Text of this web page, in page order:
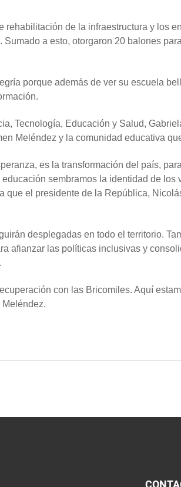
de la infraestructura y los
a esto, otorgaron 20 balones
porque además de ver su escuela
Tecnología, Educación y Salud,
Meléndez y la comunidad educativa
es la transformación del país,
sembramos la identidad de
que el presidente de la República,
desplegadas en todo el territorio.
afianzar las políticas inclusivas y
con las Bricomiles. Aquí